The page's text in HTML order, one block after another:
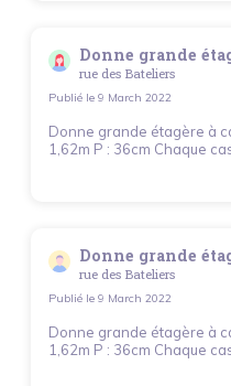
Donne grande
rue des Bateliers
Publié le 9 March 2022
Donne grande étagère à
1,62m P : 36cm Chaque
Donne grande
rue des Bateliers
Publié le 9 March 2022
Donne grande étagère à
1,62m P : 36cm Chaque